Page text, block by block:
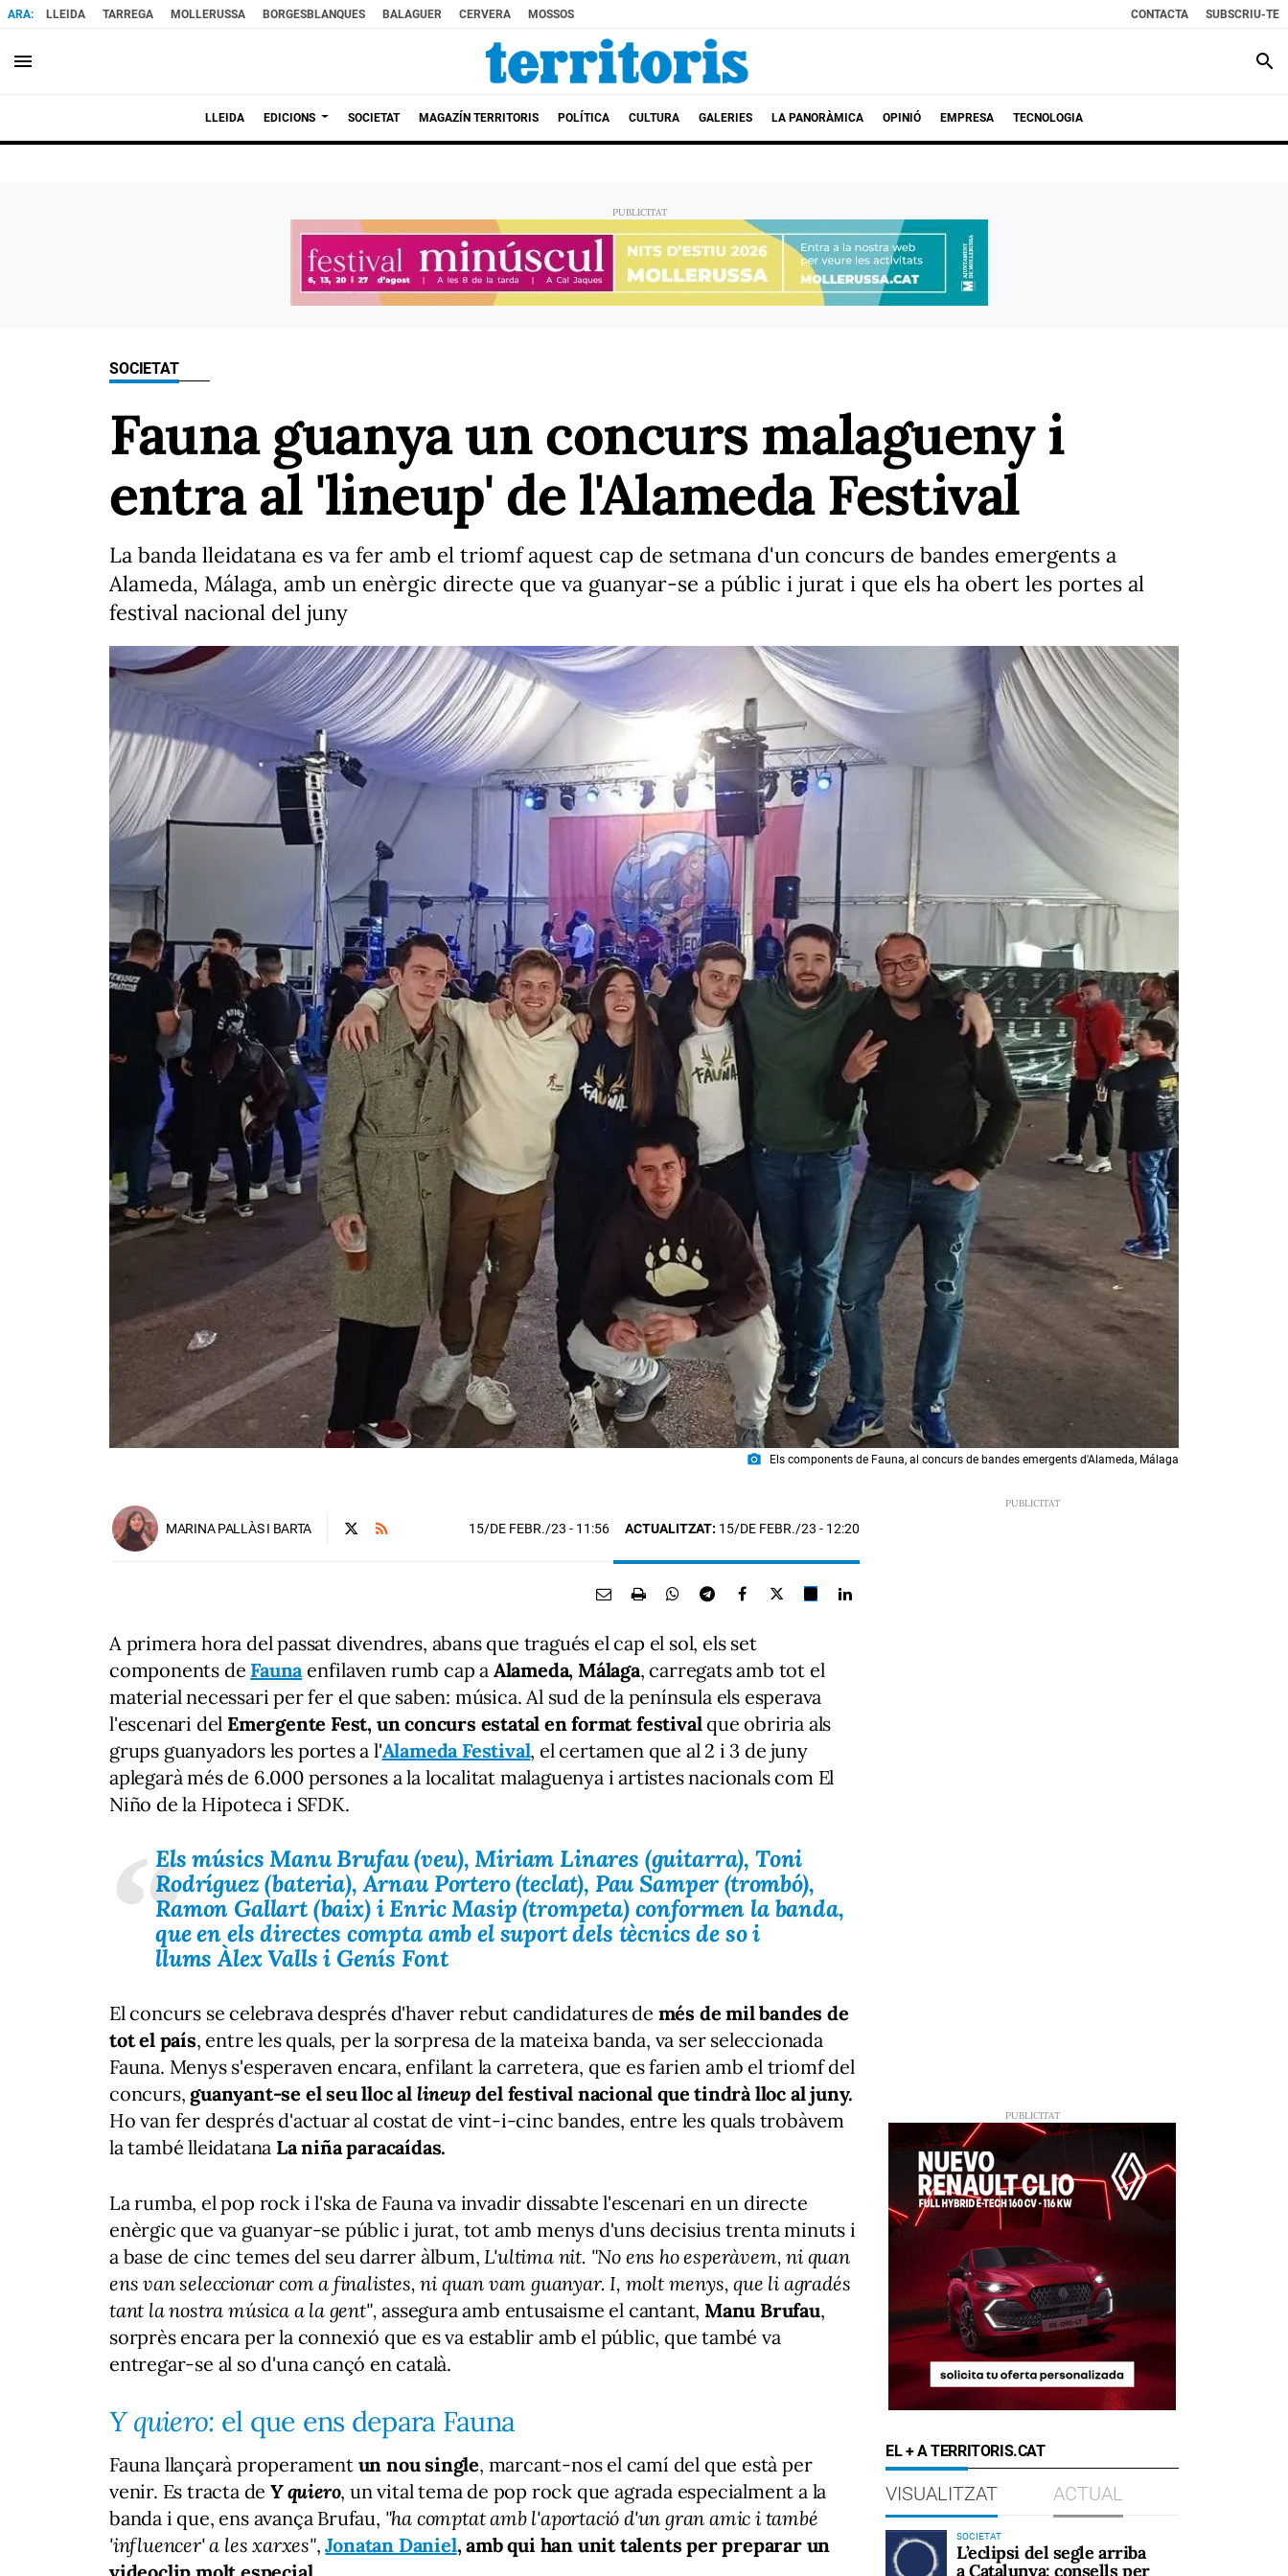
LLEIDA TARREGA MOLLERUSSA BORGESBLANQUES BALAGUER CERVERA MOSSOS CONTACTA SUBSCRIU-TE
menu search
LLEIDA EDICIONS SOCIETAT MAGAZÍN TERRITORIS POLÍTICA CULTURA GALERIES LA PANORÀMICA OPINIÓ EMPRESA TECNOLOGIA
SOCIETAT
Fauna guanya un concurs malagueny i
entra al 'lineup' de l'Alameda Festival
La banda lleidatana es va fer amb el triomf aquest cap de setmana d'un concurs de bandes emergents a
Alameda, Málaga, amb un enèrgic directe que va guanyar-se a públic i jurat i que els ha obert les portes al
festival nacional del juny
photo_camera Els components de Fauna, al concurs de bandes emergents d'Alameda, Málaga
MARINA PALLÀS I BARTA 15/DE FEBR./23 - 11:56 ACTUALITZAT: 15/DE FEBR./23 - 12:20
A primera hora del passat divendres, abans que tragués el cap el sol, els set
components de Faunaenfilaven rumb cap a Alameda, Málaga, carregats amb tot el
material necessari per fer el que saben: música. Al sud de la península els esperava
l'escenari del Emergente Fest, un concurs estatal en format festivalque obriria als
grups guanyadors les portes a l'Alameda Festival, el certamen que al 2 i 3 de juny
aplegarà més de 6.000 persones a la localitat malaguenya i artistes nacionals com El
Niño de la Hipoteca i SFDK.
Els músics Manu Brufau (veu), Miriam Linares (guitarra), Toni
Rodríguez (bateria), Arnau Portero (teclat), Pau Samper (trombó),
Ramon Gallart (baix) i Enric Masip (trompeta) conformen la banda,
que en els directes compta amb el suport dels tècnics de so i
llums Àlex Valls i Genís Font
El concurs se celebrava després d'haver rebut candidatures de més de mil bandes de
tot el país, entre les quals, per la sorpresa de la mateixa banda, va ser seleccionada
Fauna. Menys s'esperaven encara, enfilant la carretera, que es farien amb el triomf del
concurs, guanyant-se el seu lloc al lineupdel festival nacional que tindrà lloc al juny.
Ho van fer després d'actuar al costat de vint-i-cinc bandes, entre les quals trobàvem
la també lleidatana La niña paracaídas.
La rumba, el pop rock i l'ska de Fauna va invadir dissabte l'escenari en un directe
enèrgic que va guanyar-se públic i jurat, tot amb menys d'uns decisius trenta minuts i
a base de cinc temes del seu darrer àlbum,L'ultima nit. "No ens ho esperàvem, ni quan
ens van seleccionar com a finalistes, ni quan vam guanyar. I, molt menys, que li agradés
tant la nostra música a la gent",assegura amb entusaisme el cantant, Manu Brufau,
sorprès encara per la connexió que es va establir amb el públic, que també va
entregar-se al so d'una cançó en català.
Y quiero: el que ens depara Fauna
Fauna llançarà properament un nou single, marcant-nos el camí del que està per
venir. Es tracta deY quiero, un vital tema de pop rock que agrada especialment a la
banda i que, ens avança Brufau, "ha comptat amb l'aportació d'un gran amic i també
'influencer' a les xarxes",Jonatan Daniel, amb qui han unit talents per preparar un
EL + A TERRITORIS.CAT
VISUALITZAT ACTUAL
SOCIETAT
L’eclipsi del segle arriba
a Catalunya: consells per